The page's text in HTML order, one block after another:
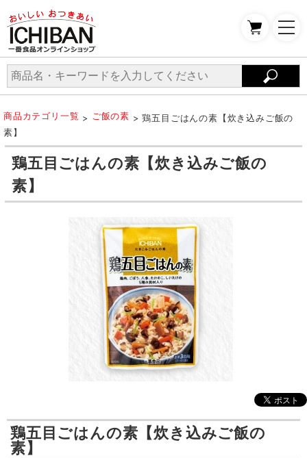
商品カテゴリ一覧 > ご飯の素 > 鶏五目ごはんの素【炊き込みご飯の
素】
鶏五目ごはんの素【炊き込みご飯の
素】
鶏五目ごはんの素【炊き込みご飯の
素】